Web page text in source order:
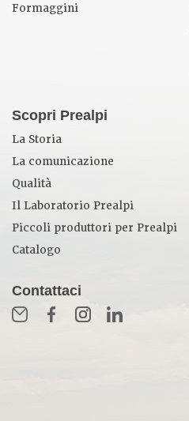
Formaggini
Scopri Prealpi
La Storia
La comunicazione
Qualità
Il Laboratorio Prealpi
Piccoli produttori per Prealpi
Catalogo
Contattaci